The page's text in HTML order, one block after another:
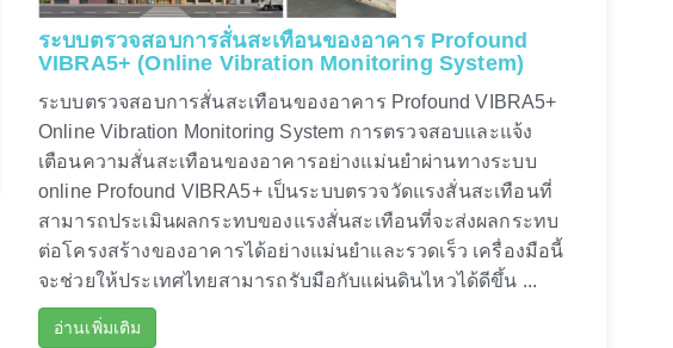
ระบบตรวจสอบการสั่นสะเทือนของอาคาร Profound
VIBRA5+ (Online Vibration Monitoring System)
ระบบตรวจสอบการสั่นสะเทือนของอาคาร Profound VIBRA5+
Online Vibration Monitoring System การตรวจสอบและแจ้ง
เตือนความสั่นสะเทือนของอาคารอย่างแม่นยำผ่านทางระบบ
online Profound VIBRA5+ เป็นระบบตรวจวัดแรงสั่นสะเทือนที่
สามารถประเมินผลกระทบของแรงสั่นสะเทือนที่จะส่งผลกระทบ
ต่อโครงสร้างของอาคารได้อย่างแม่นยำและรวดเร็ว เครื่องมือนี้
จะช่วยให้ประเทศไทยสามารถรับมือกับแผ่นดินไหวได้ดีขึ้น ...
อ่านเพิ่มเติม